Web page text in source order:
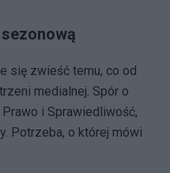
się zwieść temu, co od
medialnej. Spór o
i Sprawiedliwość,
Potrzeba, o której mówi